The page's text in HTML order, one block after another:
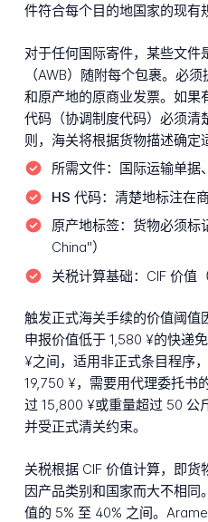
件符合每个目的地国家的现有
对于任何国际寄件，某些文件
（AWB）随附每个包裹。必
和原产地的原商业发票。如果
代码（协调制度代码）必须清
则，海关将根据货物描述确定
所需文件： 国际运输单据
HS 代码： 清楚地标注在
原产地标签： 货物必须标
China"）
关税计算基础： CIF 价值
触发正式海关手续的价值阈值
申报价值低于 1,580 ¥的快递
¥之间，适用非正式条目程序
19,750 ¥，需要用代理委托书
过 15,800 ¥或重量超过 50 公
并受正式清关约束。
关税根据 CIF 价值计算，即
因产品类别和国家而大不相同
值的 5% 至 40% 之间。